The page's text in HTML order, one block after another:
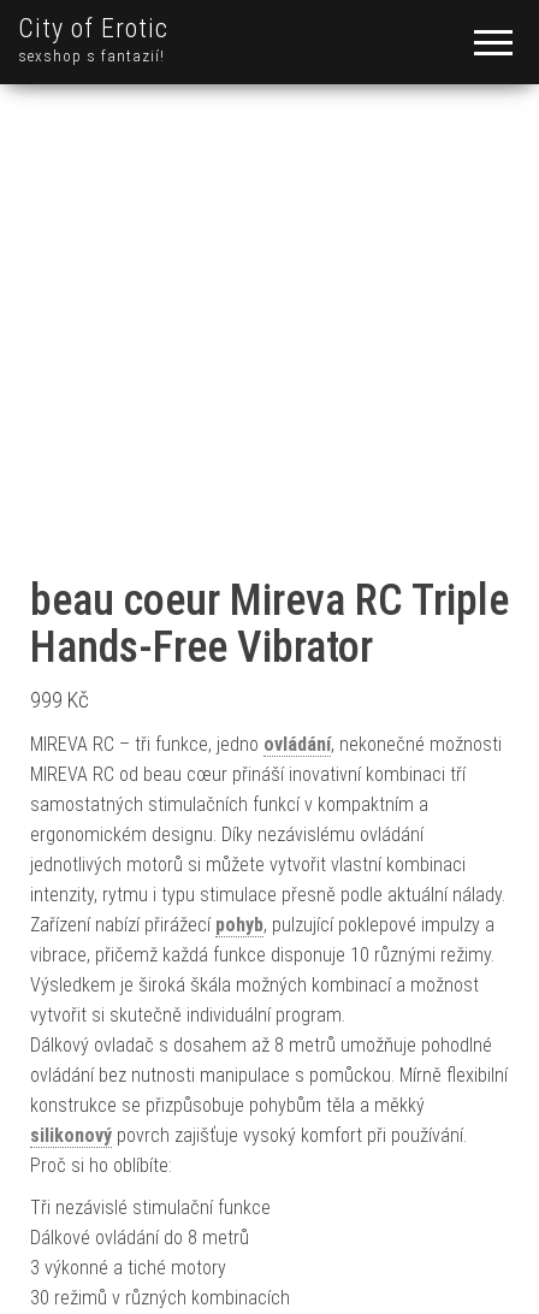
City of Erotic
sexshop s fantazií!
beau coeur Mireva RC Triple
Hands-Free Vibrator
999 Kč
MIREVA RC – tři funkce, jedno ovládání, nekonečné možnosti
MIREVA RC od beau cœur přináší inovativní kombinaci tří
samostatných stimulačních funkcí v kompaktním a
ergonomickém designu. Díky nezávislému ovládání
jednotlivých motorů si můžete vytvořit vlastní kombinaci
intenzity, rytmu i typu stimulace přesně podle aktuální nálady.
Zařízení nabízí přirážecí pohyb, pulzující poklepové impulzy a
vibrace, přičemž každá funkce disponuje 10 různými režimy.
Výsledkem je široká škála možných kombinací a možnost
vytvořit si skutečně individuální program.
Dálkový ovladač s dosahem až 8 metrů umožňuje pohodlné
ovládání bez nutnosti manipulace s pomůckou. Mírně flexibilní
konstrukce se přizpůsobuje pohybům těla a měkký
silikonový povrch zajišťuje vysoký komfort při používání.
Proč si ho oblíbíte:
Tři nezávislé stimulační funkce
Dálkové ovládání do 8 metrů
3 výkonné a tiché motory
30 režimů v různých kombinacích